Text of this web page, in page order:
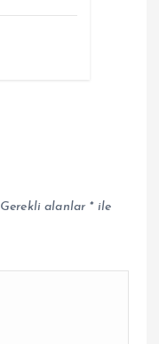
Gerekli alanlar *ile